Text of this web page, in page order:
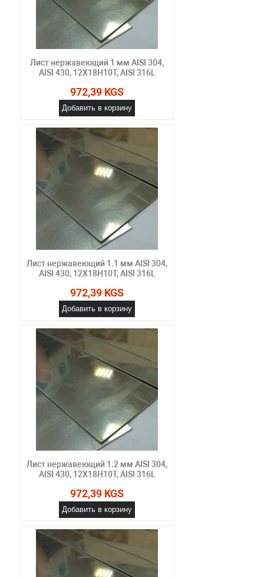
Лист нержавеющий 1 мм AISI 304,
AISI 430, 12Х18Н10Т, AISI 316L
972,39 KGS
Добавить в корзину
Лист нержавеющий 1.1 мм AISI 304,
AISI 430, 12Х18Н10Т, AISI 316L
972,39 KGS
Добавить в корзину
Лист нержавеющий 1.2 мм AISI 304,
AISI 430, 12Х18Н10Т, AISI 316L
972,39 KGS
Добавить в корзину